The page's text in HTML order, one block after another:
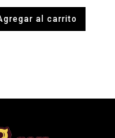
al carrito